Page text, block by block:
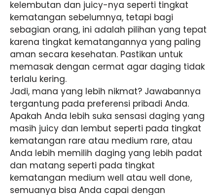
kelembutan dan juicy-nya seperti tingkat
kematangan sebelumnya, tetapi bagi
sebagian orang, ini adalah pilihan yang tepat
karena tingkat kematangannya yang paling
aman secara kesehatan. Pastikan untuk
memasak dengan cermat agar daging tidak
terlalu kering.
Jadi, mana yang lebih nikmat? Jawabannya
tergantung pada preferensi pribadi Anda.
Apakah Anda lebih suka sensasi daging yang
masih juicy dan lembut seperti pada tingkat
kematangan rare atau medium rare, atau
Anda lebih memilih daging yang lebih padat
dan matang seperti pada tingkat
kematangan medium well atau well done,
semuanya bisa Anda capai dengan